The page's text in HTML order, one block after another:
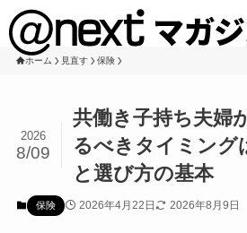
ホーム 見直す 保険
共働き子持ち夫婦
るべきタイミング
と選び方の基本
2026
8/09
保険 2026年4月22日 2026年8月9日